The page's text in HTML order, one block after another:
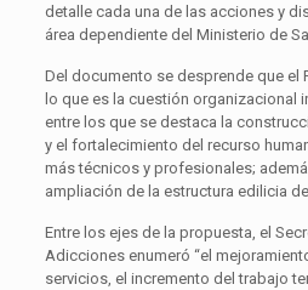
detalle cada una de las acciones y
área dependiente del Ministerio de
Del documento se desprende que el
lo que es la cuestión organizacional
entre los que se destaca la
y el fortalecimiento del recurso
más técnicos y profesionales;
ampliación de la estructura edilicia
Entre los ejes de la propuesta, el
Adicciones enumeró “el
servicios, el incremento del trabajo